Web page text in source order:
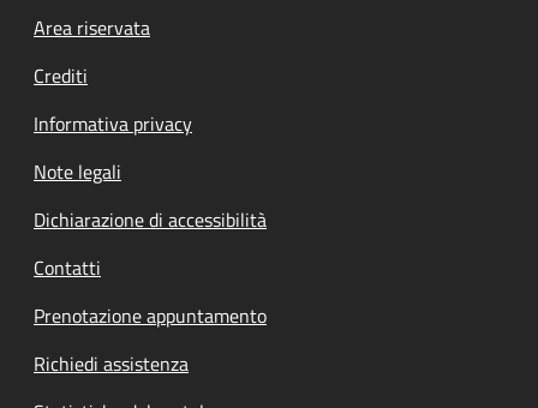
Footer menu
Area riservata
Crediti
Informativa privacy
Note legali
Dichiarazione di accessibilità
Contatti
Prenotazione appuntamento
Richiedi assistenza